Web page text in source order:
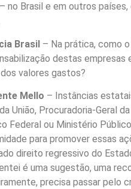
no Brasil e em outros
Brasil – Na prática, como
destas empresas
valores gastos?
Mello – Instâncias
União, Procuradoria-Geral
Federal ou Ministério
para promover essas
direito regressivo do
é uma sugestão, uma
precisa passar pelo